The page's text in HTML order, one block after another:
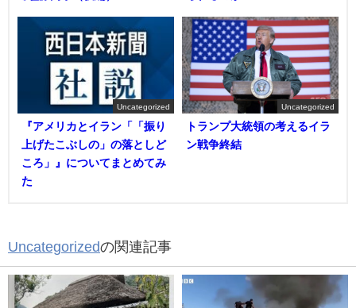
Uncategorized
『アメリカとイラン「「振り
上げたこぶしの」の落としど
ころ」』についてまとめてみ
た
Uncategorized
トランプ大統領の考えるイラ
ン戦争終結
Uncategorizedの関連記事